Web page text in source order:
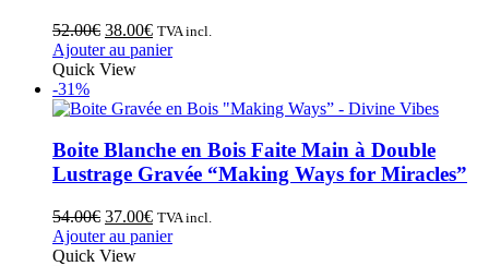
52.00€ 38.00€ TVA incl.
Ajouter au panier
Quick View
-31%
Boite Blanche en Bois Faite Main à Double
Lustrage Gravée “Making Ways for Miracles”
54.00€ 37.00€ TVA incl.
Ajouter au panier
Quick View